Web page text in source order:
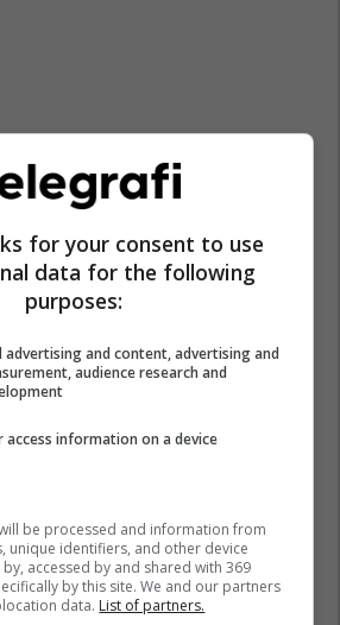
for your consent to use
data for the following
purposes:
advertising and content, advertising and
audience research and
access information on a device
be processed and information from
unique identifiers, and other device
accessed by and shared with 369
by this site. We and our partners
data. List of partners.